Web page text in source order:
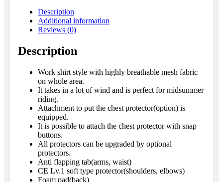
Description
Additional information
Reviews (0)
Description
Work shirt style with highly breathable mesh fabric
on whole area.
It takes in a lot of wind and is perfect for midsummer
riding.
Attachment to put the chest protector(option) is
equipped.
It is possible to attach the chest protector with snap
buttons.
All protectors can be upgraded by optional
protectors.
Anti flapping tab(arms, waist)
CE Lv.1 soft type protector(shoulders, elbows)
Foam pad(back)